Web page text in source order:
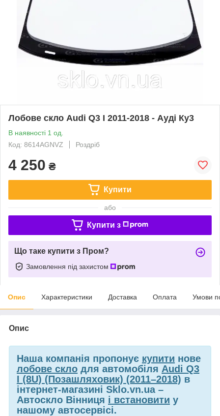
Лобове скло Audi Q3 I 2011-2018 - Ауді Ку3
В наявності 1 од.
Код: 8614AGNVZ
Роздріб
4 250 ₴
Купити
або
Купити з
Що таке купити з Пром?
Замовлення під захистом
Опис Характеристики Доставка Оплата Умови
Опис
Наша компанія пропонує купити нове
лобове скло для автомобіля Audi Q3
I (8U) (Позашляховик) (2011–2018) в
інтернет-магазині Sklo.vn.ua –
Автоскло Вінниця і встановити у
нашому автосервісі.